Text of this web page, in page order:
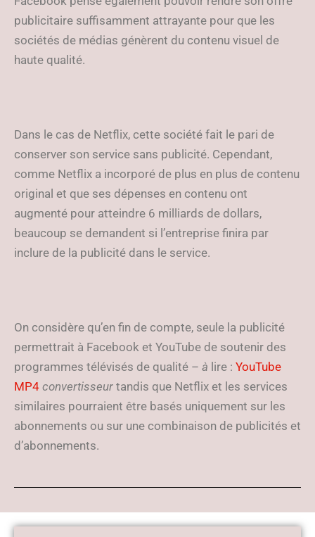
publicitaire suffisamment attrayante pour que les
sociétés de médias génèrent du contenu visuel de
haute qualité.
Dans le cas de Netflix, cette société fait le pari de
conserver son service sans publicité. Cependant,
comme Netflix a incorporé de plus en plus de contenu
original et que ses dépenses en contenu ont
augmenté pour atteindre 6 milliards de dollars,
beaucoup se demandent si l’entreprise finira par
inclure de la publicité dans le service.
On considère qu’en fin de compte, seule la publicité
permettrait à Facebook et YouTube de soutenir des
programmes télévisés de qualité – à lire : YouTube
MP4 convertisseur tandis que Netflix et les services
similaires pourraient être basés uniquement sur les
abonnements ou sur une combinaison de publicités et
d’abonnements.